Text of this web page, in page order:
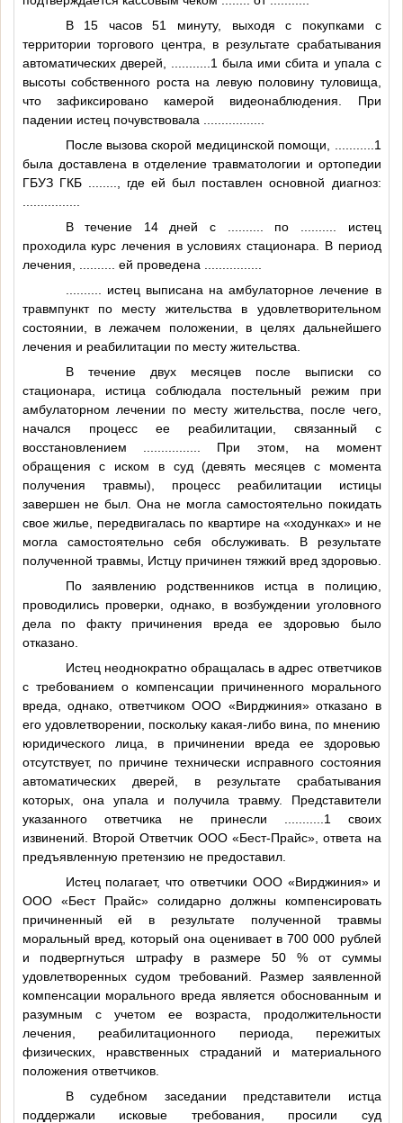
В 15 часов 51 минуту, выходя с покупками с
территории торгового центра, в результате срабатывания
автоматических дверей,
...........1 была ими сбита и упала с
высоты собственного роста на левую половину туловища,
что зафиксировано камерой видеонаблюдения. При
падении истец почувствовала
После вызова скорой медицинской помощи,
...........1
была доставлена в отделение травматологии и ортопедии
ГБУЗ ГКБ
, где ей был поставлен основной диагноз:
В течение 14 дней с
по
истец
проходила курс лечения в условиях стационара. В период
лечения,
ей проведена
истец выписана на амбулаторное лечение в
травмпункт по месту жительства в удовлетворительном
состоянии, в лежачем положении, в целях дальнейшего
лечения и реабилитации по месту жительства.
В течение двух месяцев после выписки со
стационара, истица соблюдала постельный режим при
амбулаторном лечении по месту жительства, после чего,
начался процесс ее реабилитации, связанный с
восстановлением
При этом, на момент
обращения с иском в суд (девять месяцев с момента
получения травмы), процесс реабилитации истицы
завершен не был. Она не могла самостоятельно покидать
свое жилье, передвигалась по квартире на «ходунках» и не
могла самостоятельно себя обслуживать. В результате
полученной травмы, Истцу причинен тяжкий вред здоровью.
По заявлению родственников истца в полицию,
проводились проверки, однако, в возбуждении уголовного
дела по факту причинения вреда ее здоровью было
отказано.
Истец неоднократно обращалась в адрес ответчиков
с требованием о компенсации причиненного морального
вреда, однако, ответчиком ООО «Вирджиния» отказано в
его удовлетворении, поскольку какая-либо вина, по мнению
юридического лица, в причинении вреда ее здоровью
отсутствует, по причине технически исправного состояния
автоматических дверей, в результате срабатывания
которых, она упала и получила травму. Представители
указанного ответчика не принесли
...........1
своих
извинений. Второй Ответчик ООО «Бест-Прайс», ответа на
предъявленную претензию не предоставил.
Истец полагает, что ответчики ООО «Вирджиния» и
ООО «Бест Прайс» солидарно должны компенсировать
причиненный ей в результате полученной травмы
моральный вред, который она оценивает в 700 000 рублей
и подвергнуться штрафу в размере 50 % от суммы
удовлетворенных судом требований. Размер заявленной
компенсации морального вреда является обоснованным и
разумным с учетом ее возраста, продолжительности
лечения, реабилитационного периода, пережитых
физических, нравственных страданий и материального
положения ответчиков.
В судебном заседании представители истца
поддержали исковые требования, просили суд